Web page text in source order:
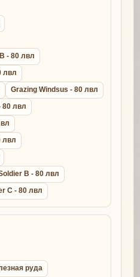
- 80 лвл
лвл
Grazing Windsus - 80 лвл
80 лвл
лвл
B - 80 лвл
C - 80 лвл
руда